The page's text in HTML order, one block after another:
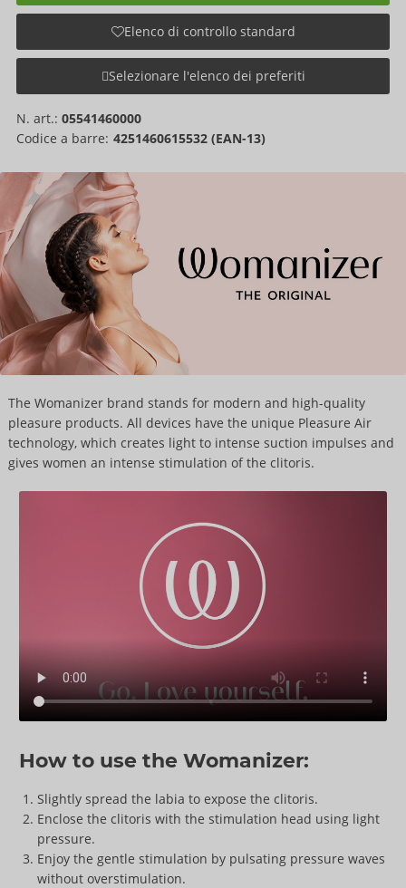
Elenco di controllo standard
Selezionare l'elenco dei preferiti
N. art.: 05541460000
Codice a barre: 4251460615532 (EAN-13)
The Womanizer brand stands for modern and high-quality
pleasure products. All devices have the unique Pleasure Air
technology, which creates light to intense suction impulses and
gives women an intense stimulation of the clitoris.
How to use the Womanizer:
Slightly spread the labia to expose the clitoris.
Enclose the clitoris with the stimulation head using light
pressure.
Enjoy the gentle stimulation by pulsating pressure waves
without overstimulation.